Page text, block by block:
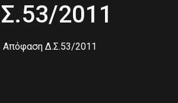
2011
Απόφαση Δ.Σ.53/2011